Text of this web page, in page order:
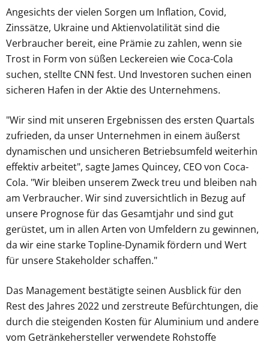
Angesichts der vielen Sorgen um Inflation, Covid,
Zinssätze, Ukraine und Aktienvolatilität sind die
Verbraucher bereit, eine Prämie zu zahlen, wenn sie
Trost in Form von süßen Leckereien wie Coca-Cola
suchen, stellte CNN fest. Und Investoren suchen einen
sicheren Hafen in der Aktie des Unternehmens.
"Wir sind mit unseren Ergebnissen des ersten Quartals
zufrieden, da unser Unternehmen in einem äußerst
dynamischen und unsicheren Betriebsumfeld weiterhin
effektiv arbeitet", sagte James Quincey, CEO von Coca-
Cola. "Wir bleiben unserem Zweck treu und bleiben nah
am Verbraucher. Wir sind zuversichtlich in Bezug auf
unsere Prognose für das Gesamtjahr und sind gut
gerüstet, um in allen Arten von Umfeldern zu gewinnen,
da wir eine starke Topline-Dynamik fördern und Wert
für unsere Stakeholder schaffen."
Das Management bestätigte seinen Ausblick für den
Rest des Jahres 2022 und zerstreute Befürchtungen, die
durch die steigenden Kosten für Aluminium und andere
vom Getränkehersteller verwendete Rohstoffe